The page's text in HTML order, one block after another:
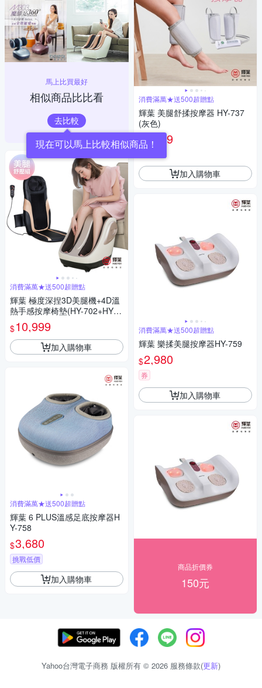
馬上比買最好
相似商品比比看
去比較
現在可以馬上比較相似商品！
消費滿萬★送500超贈點
輝葉 極度深捏3D美腿機+4D溫
熱手感按摩椅墊(HY-702+HY-6
33)
$10,999
加入購物車
消費滿萬★送500超贈點
輝葉 6 PLUS溫感足底按摩器H
Y-758
$3,680
挑戰低價
加入購物車
消費滿萬★送500超贈點
輝葉 美腿舒揉按摩器 HY-737
(灰色)
$1,999
加入購物車
消費滿萬★送500超贈點
輝葉 樂揉美腿按摩器HY-759
$2,980
券
加入購物車
商品折價券
150元
Yahoo台灣電子商務 版權所有 © 2026 服務條款(更新)